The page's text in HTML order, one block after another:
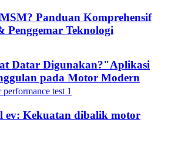
Panduan Komprehensif
Teknologi
Datar Digunakan?"Aplikasi
pada Motor Modern
ev: Kekuatan dibalik motor